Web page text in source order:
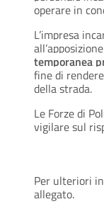
operare in
L’impresa
temporanea
fine di
della strada.
Le Forze di
vigilare sul
Per ulteriori
allegato.